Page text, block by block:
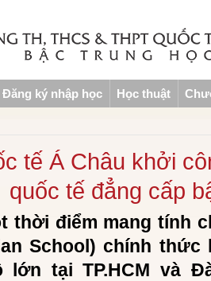
Đăng ký nhập học Học thuật
tế Á Châu khởi
quốc tế đẳng cấp
thời điểm mang tính
School) chính
tại TP.HCM và